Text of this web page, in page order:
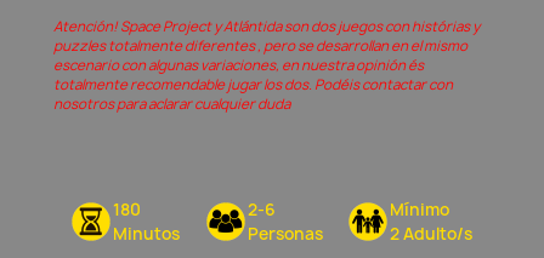
Atención! Space Project y Atlántida son dos juegos con histórias y
puzzles totalmente diferentes , pero se desarrollan en el mismo
escenario con algunas variaciones, en nuestra opinión és
totalmente recomendable jugar los dos. Podéis contactar con
nosotros para aclarar cualquier duda
180
Minutos
2-6
Personas
Mínimo
2 Adulto/s